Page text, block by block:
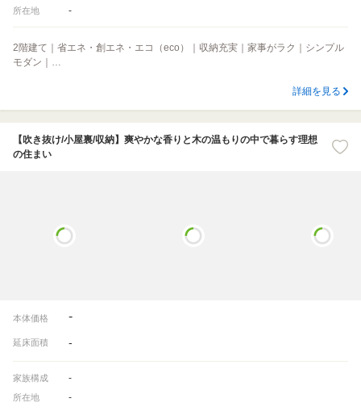
所在地 -
2階建て｜省エネ・創エネ・エコ（eco）｜収納充実｜家事がラク｜シンプル
モダン｜…
詳細を見る
【吹き抜け/小屋裏/収納】爽やかな香りと木の温もりの中で暮らす理想
の住まい
本体価格 -
延床面積 -
家族構成 -
所在地 -